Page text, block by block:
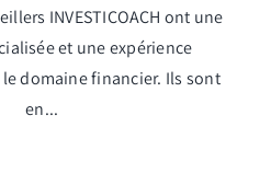
INVESTICOACH ont une
et une expérience
domaine financier. Ils sont
en...